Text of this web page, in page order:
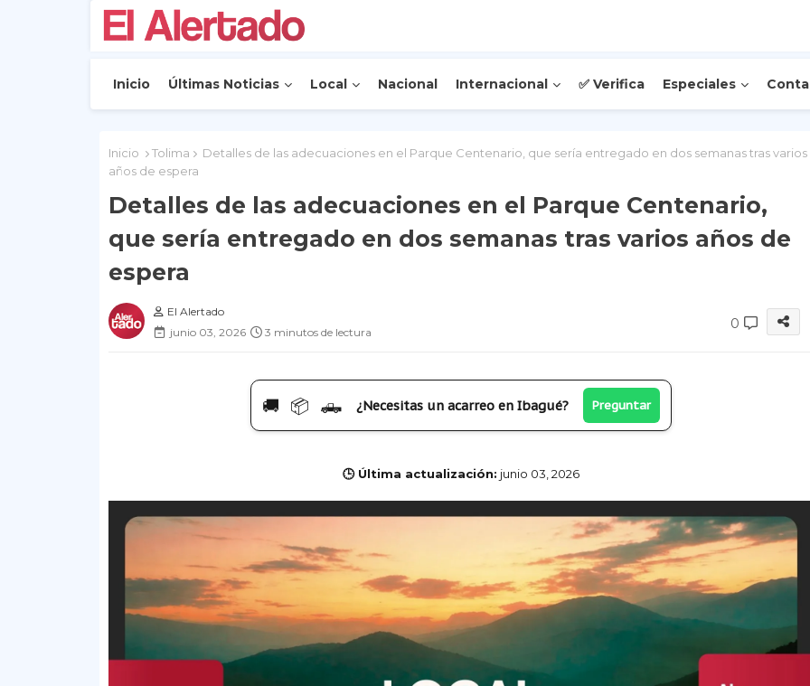
Inicio Últimas Noticias Local Nacional Internacional ✅ Verifica Especiales
Inicio Tolima
Detalles de las adecuaciones en el Parque Centenario, que sería entregado en dos semanas tras varios
años de espera
Detalles de las adecuaciones en el Parque Centenario,
que sería entregado en dos semanas tras varios años de
espera
El Alertado
junio 03, 2026
3 minutos de lectura
0
🚚 📦 🛻 ¿Necesitas un acarreo en Ibagué? Preguntar
🕒 Última actualización: junio 03, 2026